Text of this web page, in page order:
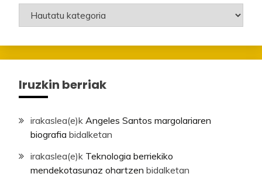
Mailak
Iruzkin berriak
irakaslea(e)k Angeles Santos margolariaren
biografia bidalketan
irakaslea(e)k Teknologia berriekiko
mendekotasunaz ohartzen bidalketan